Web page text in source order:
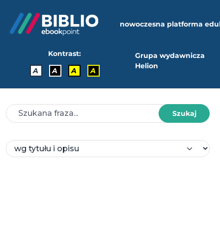
nowoczesna platforma
Kontrast:
A
A A A
Grupa wydawnicza
Helion
Szukaj